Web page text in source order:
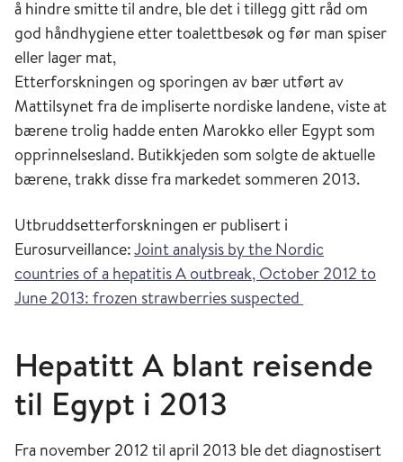
å hindre smitte til andre, ble det i tillegg gitt råd om
god håndhygiene etter toalettbesøk og før man spiser
eller lager mat,
Etterforskningen og sporingen av bær utført av
Mattilsynet fra de impliserte nordiske landene, viste at
bærene trolig hadde enten Marokko eller Egypt som
opprinnelsesland. Butikkjeden som solgte de aktuelle
bærene, trakk disse fra markedet sommeren 2013.
Utbruddsetterforskningen er publisert i
Eurosurveillance:Joint analysis by the Nordic
countries of a hepatitis A outbreak, October 2012 to
June 2013: frozen strawberries suspected
Hepatitt A blant reisende
til Egypt i 2013
Fra november 2012 til april 2013 ble det diagnostisert